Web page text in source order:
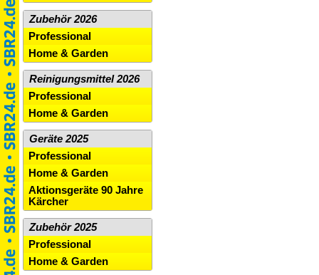
Zubehör 2026
Professional
Home & Garden
Reinigungsmittel 2026
Professional
Home & Garden
Geräte 2025
Professional
Home & Garden
Aktionsgeräte 90 Jahre
Kärcher
Zubehör 2025
Professional
Home & Garden